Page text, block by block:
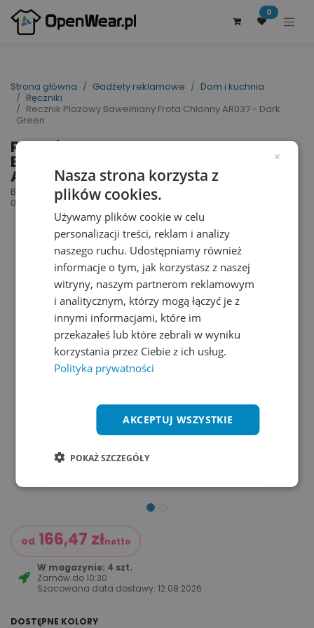
0
Strona główna Gadżety reklamowe
Dom i kuchnia
Ręczniki
Recznik Plazowy Bawelniany Frota Chlonny AR037 - Dark
Green
Recznik Plazowy
Bawelniany Frota Chlonny
AR037 - Dark Green
Beach Towel | nr art.: AR037 | nr art. producenta:
006.50
od 166,47 złnetto
W magazynie: 4 szt.
Zamów do10:30
Szacowana data dostawy:12.08.2026
DOSTĘPNE KOLORY
×
Nasza strona korzysta z
plików cookies.
Używamy plików cookie w celu
personalizacji treści, reklam i analizy
naszego ruchu. Udostępniamy również
informacje o tym, jak korzystasz z naszej
witryny, naszym partnerom reklamowym
i analitycznym, którzy mogą łączyć je z
innymi informacjami, które im
przekazałeś lub które zebrali w wyniku
korzystania przez Ciebie z ich usług.
Polityka prywatności
AKCEPTUJ WSZYSTKIE
POKAŻ SZCZEGÓŁY